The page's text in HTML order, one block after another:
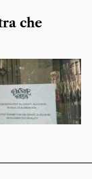
che